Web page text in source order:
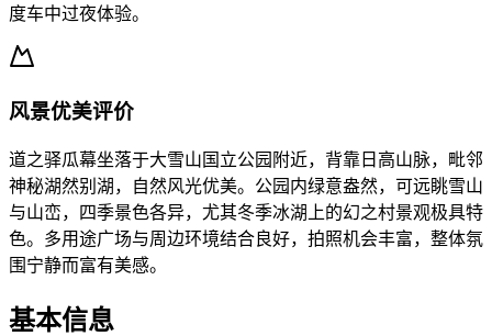
度车中过夜体验。
风景优美评价
道之驿瓜幕坐落于大雪山国立公园附近，背靠日高山脉，毗邻
神秘湖然别湖，自然风光优美。公园内绿意盎然，可远眺雪山
与山峦，四季景色各异，尤其冬季冰湖上的幻之村景观极具特
色。多用途广场与周边环境结合良好，拍照机会丰富，整体氛
围宁静而富有美感。
基本信息